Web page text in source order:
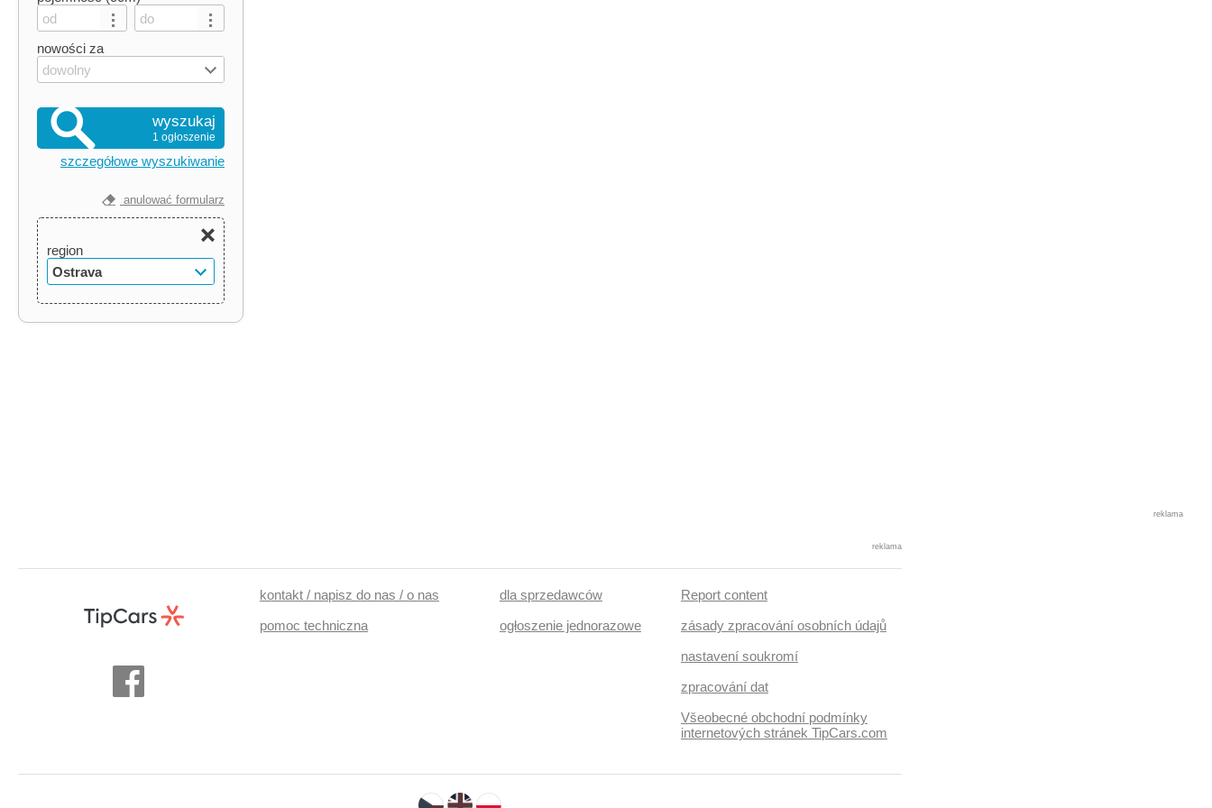
nowości za
dowolny
wyszukaj
1 ogłoszenie
szczegółowe wyszukiwanie
anulować formularz
region
Ostrava
reklama
reklama
kontakt / napisz do nas / o nas
pomoc techniczna
dla sprzedawców
ogłoszenie jednorazowe
Report content
zásady zpracování osobních údajů
nastavení soukromí
zpracování dat
Všeobecné obchodní podmínky
internetových stránek TipCars.com